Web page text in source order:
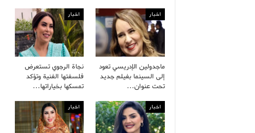
اخبار
ماجدولين الإدريسي تعود
إلى السينما بفيلم جديد
تحت عنوان…
اخبار
نجاة الرجوي تستعرض
فلسفتها الفنية وتؤكد
تمسكها بخياراتها…
اخبار اخبار